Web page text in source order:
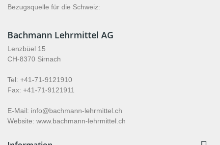
Bezugsquelle für die Schweiz:
Bachmann Lehrmittel AG
Lenzbüel 15
CH-8370 Sirnach
Tel: +41-71-9121910
Fax: +41-71-9121911
E-Mail: info@bachmann-lehrmittel.ch
Website: www.bachmann-lehrmittel.ch